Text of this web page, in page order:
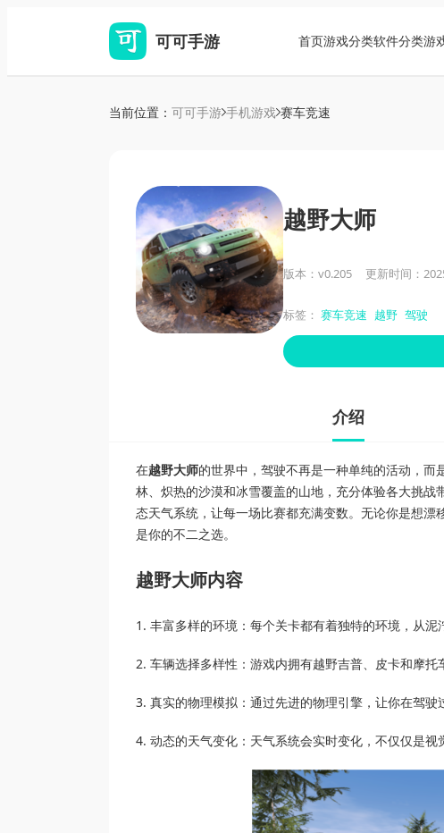
可可手游 首页游戏分类软件分类游
当前位置： 可可手游 手机游戏 赛车竞速
越野大师
版本：v0.205 更新时间：
标签： 赛车竞速 越野 驾驶
介绍
在越野大师的世界中，驾驶不再是一种单纯的活动，
林、炽热的沙漠和冰雪覆盖的山地，充分体验各大挑
态天气系统，让每一场比赛都充满变数。无论你是想
是你的不二之选。
越野大师内容
1. 丰富多样的环境：每个关卡都有着独特的环境，从泥
2. 车辆选择多样性：游戏内拥有越野吉普、皮卡和摩托
3. 真实的物理模拟：通过先进的物理引擎，让你在驾驶
4. 动态的天气变化：天气系统会实时变化，不仅仅是视